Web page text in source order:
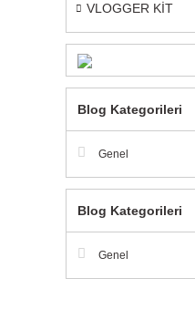
VLOGGER KİT
Blog Kategorileri
Genel
Blog Kategorileri
Genel